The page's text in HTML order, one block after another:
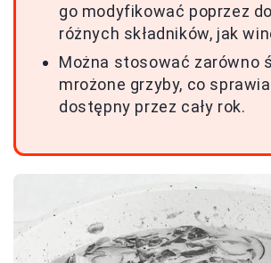
go modyfikować poprzez
różnych składników, jak
Można stosować zarówno
mrożone grzyby, co
dostępny przez cały rok.